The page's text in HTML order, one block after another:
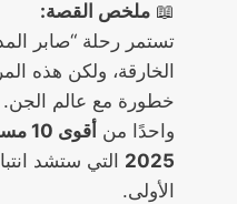
📖 ملخص القصة:
تستمر رحلة “صابر
الخارقة، ولكن هذه
خطورة مع عالم الجن.
واحدًا من
2025 التي ستشد
الأولى.